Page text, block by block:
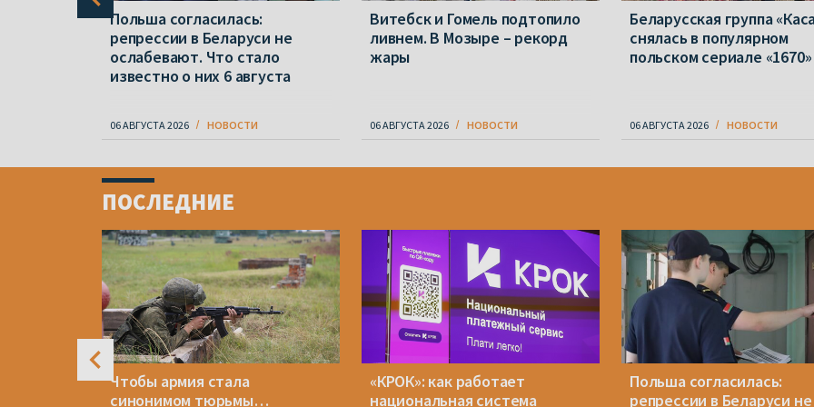
Польша согласилась:
репрессии в Беларуси не
ослабевают. Что стало
известно о них 6 августа
06 АВГУСТА 2026 НОВОСТИ
Витебск и Гомель подтопило
ливнем. В Мозыре – рекорд
жары
06 АВГУСТА 2026 НОВОСТИ
Беларусская группа
снялась в популярном
польском сериале «1670»
06 АВГУСТА 2026 НОВОСТИ
ПОСЛЕДНИЕ
Чтобы армия стала
синонимом тюрьмы…
«КРОК»: как работает
национальная система
Польша согласилась:
репрессии в Беларуси не